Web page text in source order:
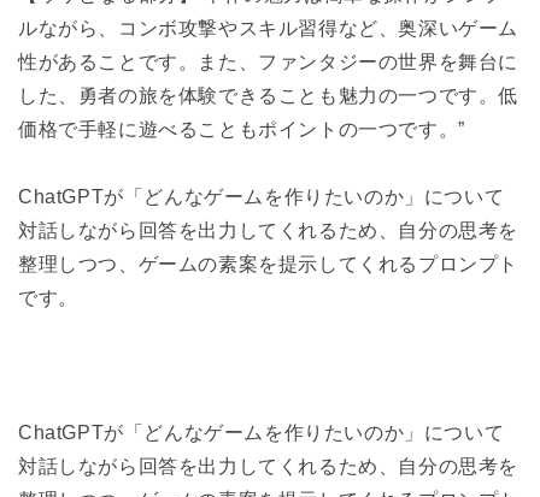
ルながら、コンボ攻撃やスキル習得など、奥深いゲーム
性があることです。また、ファンタジーの世界を舞台に
した、勇者の旅を体験できることも魅力の一つです。低
価格で手軽に遊べることもポイントの一つです。”
ChatGPTが「どんなゲームを作りたいのか」について
対話しながら回答を出力してくれるため、自分の思考を
整理しつつ、ゲームの素案を提示してくれるプロンプト
です。
ChatGPTが「どんなゲームを作りたいのか」について
対話しながら回答を出力してくれるため、自分の思考を